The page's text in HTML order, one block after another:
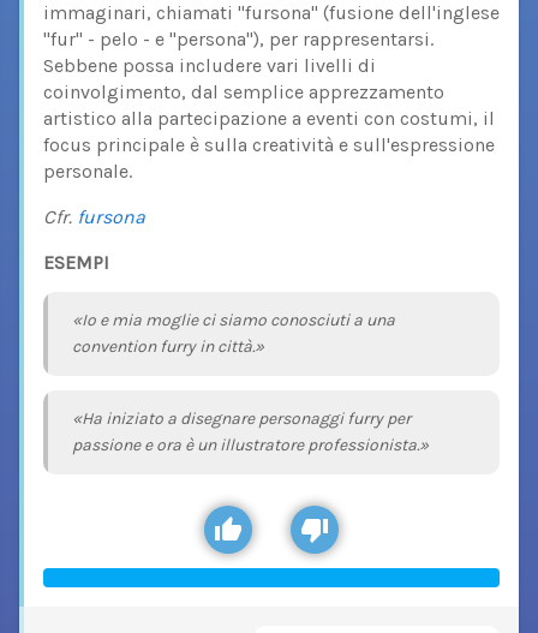
immaginari, chiamati "fursona" (fusione dell'inglese
"fur" - pelo - e "persona"), per rappresentarsi.
Sebbene possa includere vari livelli di
coinvolgimento, dal semplice apprezzamento
artistico alla partecipazione a eventi con costumi, il
focus principale è sulla creatività e sull'espressione
personale.
Cfr. fursona
ESEMPI
«Io e mia moglie ci siamo conosciuti a una
convention furry in città.»
«Ha iniziato a disegnare personaggi furry per
passione e ora è un illustratore professionista.»